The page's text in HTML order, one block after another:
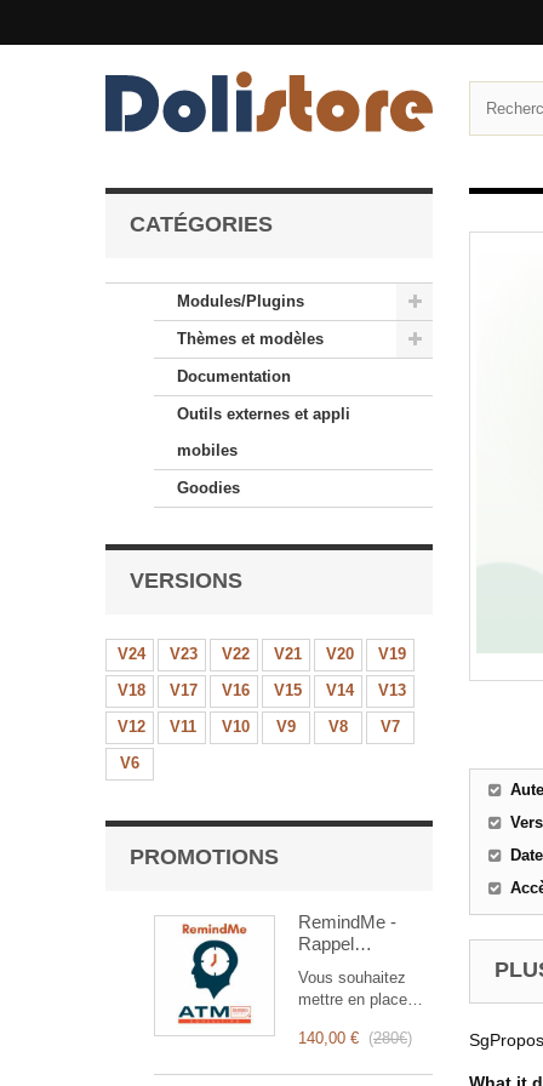
CATÉGORIES
Modules/Plugins
Thèmes et modèles
Documentation
Outils externes et appli
mobiles
Goodies
VERSIONS
V24 V23 V22 V21 V20
V19
V18
V17 V16 V15 V14
V13
V12
V11 V10 V9 V8
V7
V6
PROMOTIONS
RemindMe -
Rappel
(mail,
événement,
notification)
Vous souhaitez
mettre en place
automatiques ?
140,00 € (280€)